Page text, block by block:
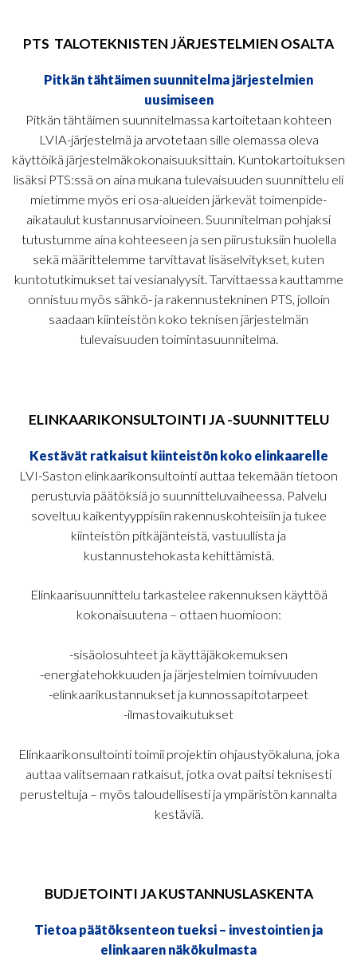
PTS TALOTEKNISTENJÄRJESTELMIEN OSALTA
Pitkän tähtäimen suunnitelma järjestelmien
uusimiseen
Pitkän tähtäimen suunnitelmassa kartoitetaan kohteen
LVIA-järjestelmä ja arvotetaan sille olemassa oleva
käyttöikä järjestelmäkokonaisuuksittain. Kuntokartoituksen
lisäksi PTS:ssä on aina mukana tulevaisuuden suunnittelu eli
mietimme myös eri osa-alueiden järkevät toimenpide-
aikataulut kustannusarvioineen. Suunnitelman pohjaksi
tutustumme aina kohteeseen ja sen piirustuksiin huolella
sekä määrittelemme tarvittavat lisäselvitykset, kuten
kuntotutkimukset tai vesianalyysit. Tarvittaessa kauttamme
onnistuu myös sähkö- ja rakennustekninen PTS, jolloin
saadaan kiinteistön koko teknisen järjestelmän
tulevaisuuden toimintasuunnitelma.
ELINKAARIKONSULTOINTI JA -SUUNNITTELU
Kestävät ratkaisut kiinteistön koko elinkaarelle
LVI-Saston elinkaarikonsultointi auttaa tekemään tietoon
perustuvia päätöksiä jo suunnitteluvaiheessa. Palvelu
soveltuu kaikentyyppisiin rakennuskohteisiin ja tukee
kiinteistön pitkäjänteistä, vastuullista ja
kustannustehokasta kehittämistä.
Elinkaarisuunnittelu tarkastelee rakennuksen käyttöä
kokonaisuutena – ottaen huomioon:
-sisäolosuhteet ja käyttäjäkokemuksen
-energiatehokkuuden ja järjestelmien toimivuuden
-elinkaarikustannukset ja kunnossapitotarpeet
-ilmastovaikutukset
Elinkaarikonsultointi toimii projektin ohjaustyökaluna, joka
auttaa valitsemaan ratkaisut, jotka ovat paitsi teknisesti
perusteltuja – myös taloudellisesti ja ympäristön kannalta
kestäviä.
BUDJETOINTI JA KUSTANNUSLASKENTA
Tietoa päätöksenteon tueksi – investointien ja
elinkaaren näkökulmasta